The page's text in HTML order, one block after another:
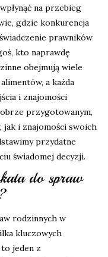
na przebieg
gdzie konkurencja
prawników
kto naprawdę
obejmują wiele
a każda
i znajomości
przygotowanym,
i znajomości swoich
przydatne
świadomej decyzji.
do spraw
rodzinnych w
kluczowych
to jeden z